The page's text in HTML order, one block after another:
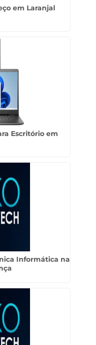
em Laranjal
Escritório em
Informática na